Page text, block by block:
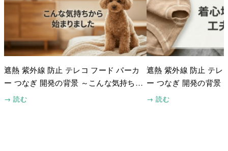
遮熱 紫外線 防止 テレコ フード パーカ
ー つなぎ 開発の背景 ～こんな気持ちか
ら始まりました～
→ 読む
遮熱 紫外線 防止 テレ
ー つなぎ 開発の背景
工夫したこと～
→ 読む